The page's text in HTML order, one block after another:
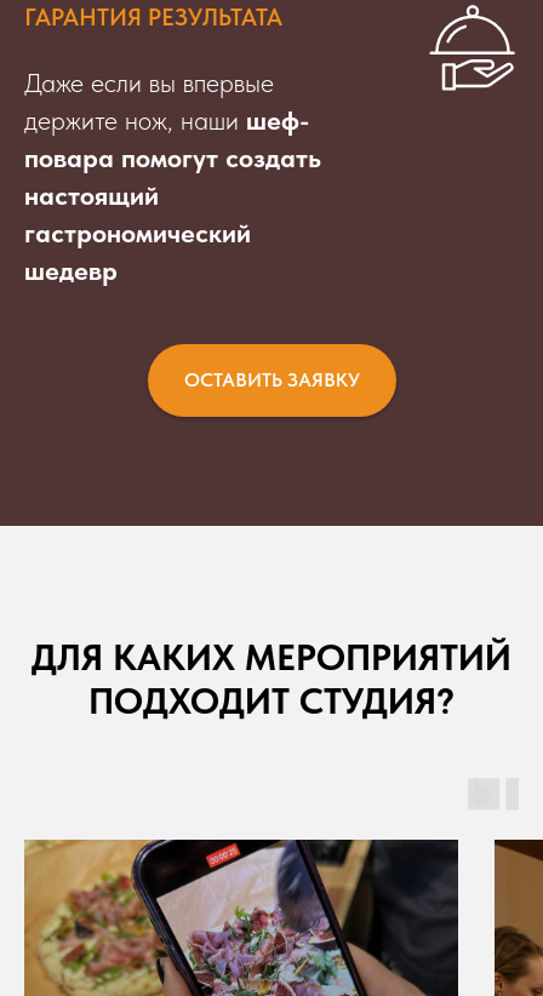
ГАРАНТИЯ РЕЗУЛЬТАТА
Даже если вы впервые
держите нож, наши шеф-
повара помогут создать
настоящий
гастрономический
шедевр
ОСТАВИТЬ ЗАЯВКУ
ДЛЯ КАКИХ МЕРОПРИЯТИЙ
ПОДХОДИТ СТУДИЯ?